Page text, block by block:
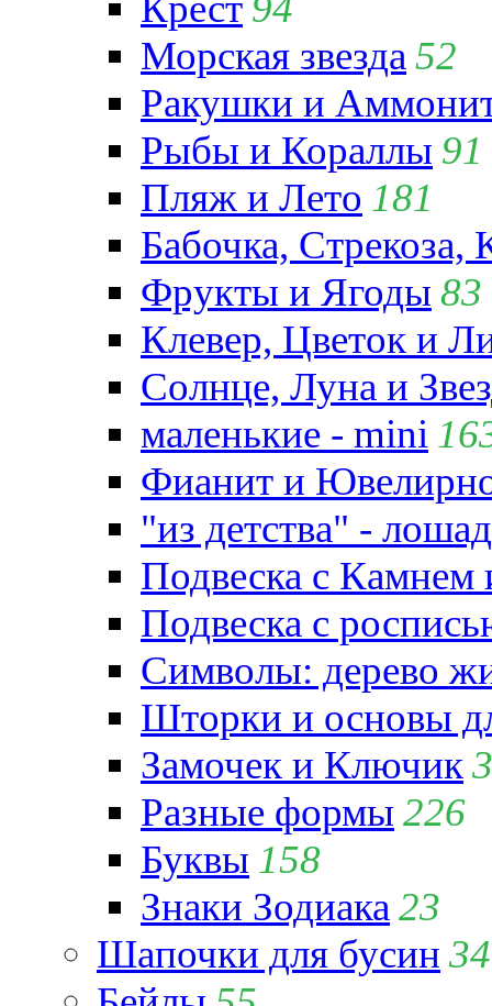
Морская звезда 52
Ракушки и
Рыбы и Кораллы 91
Пляж и Лето 181
Бабочка,
Фрукты и Ягоды 83
Клевер, Цветок и
Солнце, Луна и
маленькие - mini
Фианит и
"из детства" -
Подвеска с
Подвеска с
Символы: дерево
Шторки и основы
Замочек и Ключик
Разные формы 226
Буквы 158
Знаки Зодиака 23
Шапочки для бусин 34